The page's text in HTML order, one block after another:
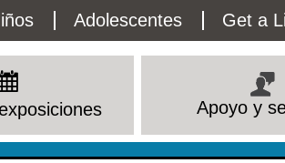
Adolescentes Get a
Apoyo y